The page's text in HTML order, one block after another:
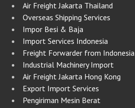
Air Freight Jakarta Thailand
Overseas Shipping Services
Impor Besi & Baja
Import Services Indonesia
Freight Forwarder from Indonesia
Industrial Machinery Import
Air Freight Jakarta Hong Kong
Export Import Services
Pengiriman Mesin Berat